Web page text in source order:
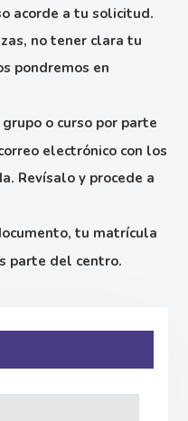
acorde a tu solicitud.
no tener clara tu
pondremos en
o curso por parte
electrónico con los
Revísalo y procede a
tu matrícula
parte del centro.